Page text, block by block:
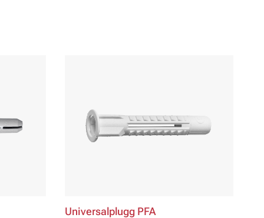
Universalplugg PFA